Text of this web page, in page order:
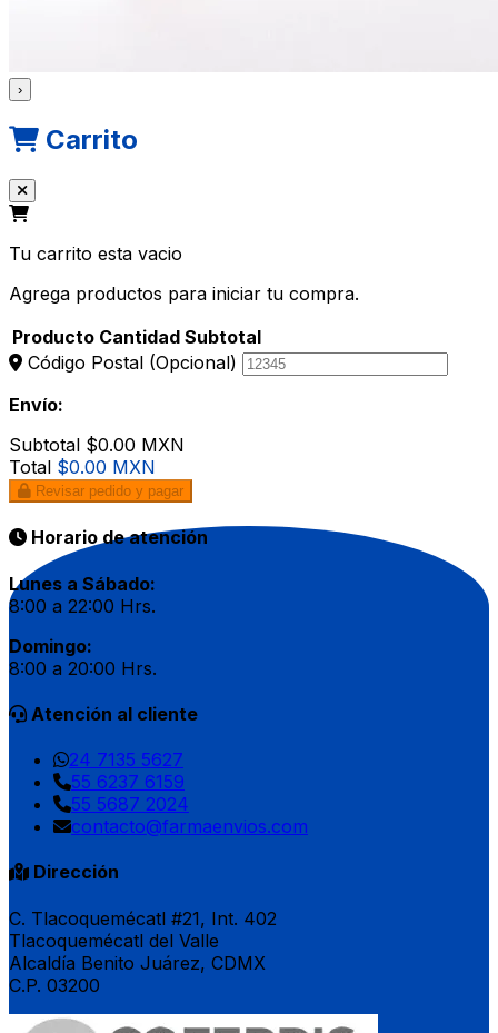
›
Carrito
Tu carrito esta vacio
Agrega productos para iniciar tu compra.
Producto Cantidad Subtotal
Código Postal (Opcional)
Envío:
Subtotal $0.00 MXN
Total $0.00 MXN
Revisar pedido y pagar
Horario de atención
Lunes a Sábado:
8:00 a 22:00 Hrs.
Domingo:
8:00 a 20:00 Hrs.
Atención al cliente
24 7135 5627
55 6237 6159
55 5687 2024
contacto@farmaenvios.com
Dirección
C. Tlacoquemécatl #21, Int. 402
Tlacoquemécatl del Valle
Alcaldía Benito Juárez, CDMX
C.P. 03200